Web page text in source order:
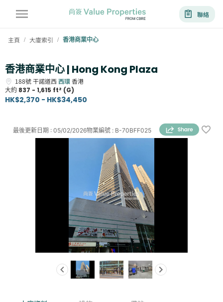
聯絡
主頁 / 大廈索引 / 香港商業中心
香港商業中心 | Hong Kong Plaza
188號干諾道西西環香港
大約 837 - 1,615 ft² (G)
HK$2,370 - HK$34,450
物業編號 : B-70BFF025
最後更新日期 : 05/02/2026